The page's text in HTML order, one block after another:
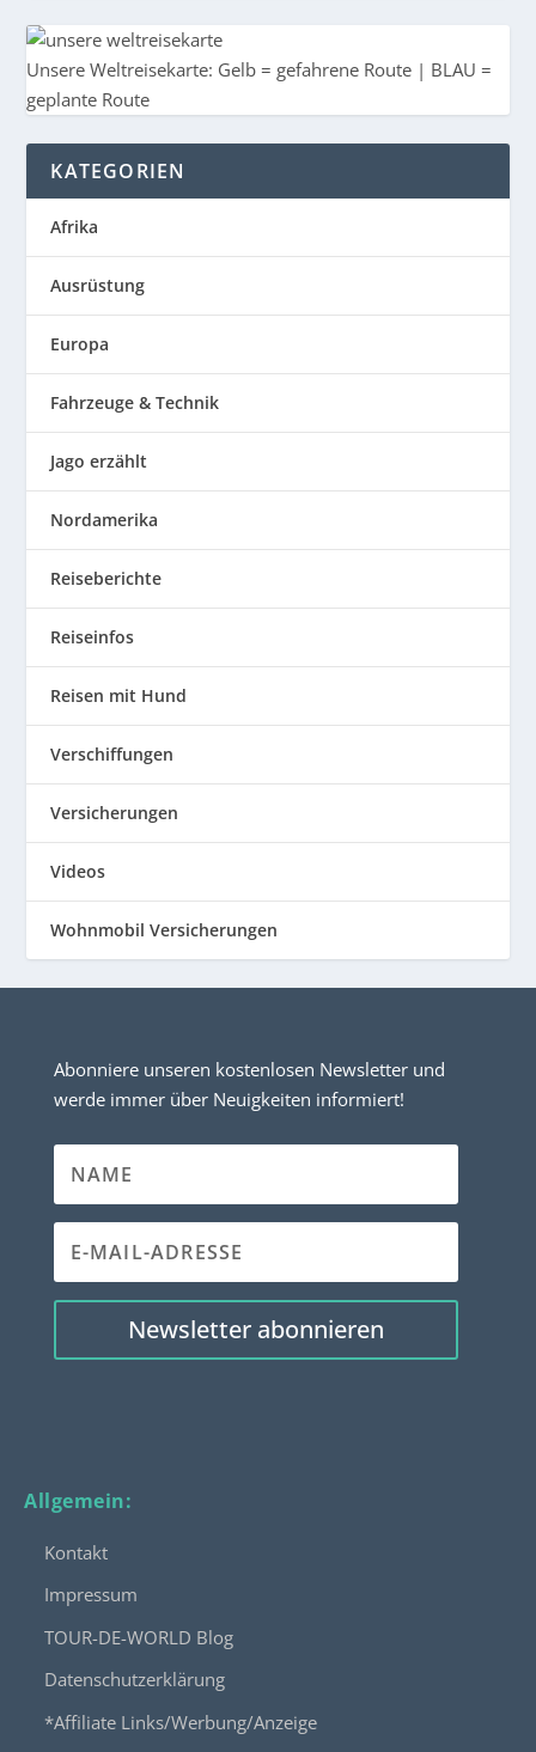
Unsere Weltreisekarte: Gelb = gefahrene Route | BLAU =
geplante Route
KATEGORIEN
Afrika
Ausrüstung
Europa
Fahrzeuge & Technik
Jago erzählt
Nordamerika
Reiseberichte
Reiseinfos
Reisen mit Hund
Verschiffungen
Versicherungen
Videos
Wohnmobil Versicherungen
Abonniere unseren kostenlosen Newsletter und
werde immer über Neuigkeiten informiert!
Newsletter abonnieren
Allgemein:
Kontakt
Impressum
TOUR-DE-WORLD Blog
Datenschutzerklärung
*Affiliate Links/Werbung/Anzeige